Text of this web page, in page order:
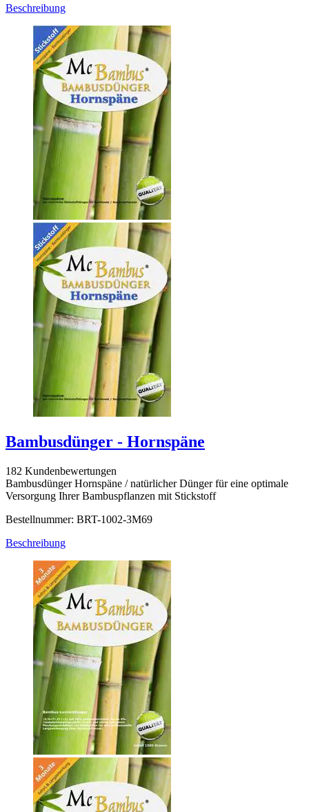
Beschreibung
Bambusdünger - Hornspäne
182 Kundenbewertungen
Bambusdünger Hornspäne / natürlicher Dünger für eine optimale
Versorgung Ihrer Bambuspflanzen mit Stickstoff
Bestellnummer: BRT-1002-3M69
Beschreibung